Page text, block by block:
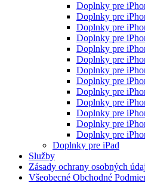
Doplnky pre
Doplnky pre
Doplnky pre
Doplnky pre
Doplnky pre
Doplnky pre
Doplnky pre
Doplnky pre
Doplnky pre
Doplnky pre
Doplnky pre
Doplnky pre
Doplnky pre
Doplnky pre iPad
Služby
Zásady ochrany osobných
Všeobecné Obchodné